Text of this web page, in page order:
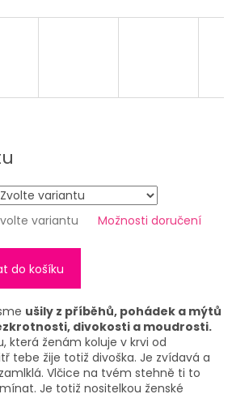
variantu Možnosti doručení
do košíku
ušily z příběhů, pohádek a mýtů
divokosti a moudrosti.
která ženám koluje v krvi od
tebe žije totiž divoška. Je zvídavá a
Vlčice na tvém stehně ti to
Je totiž nositelkou ženské